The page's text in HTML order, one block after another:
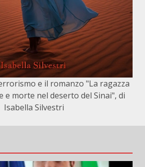
e il romanzo "La ragazza
e morte nel deserto del Sinai", di
Isabella Silvestri